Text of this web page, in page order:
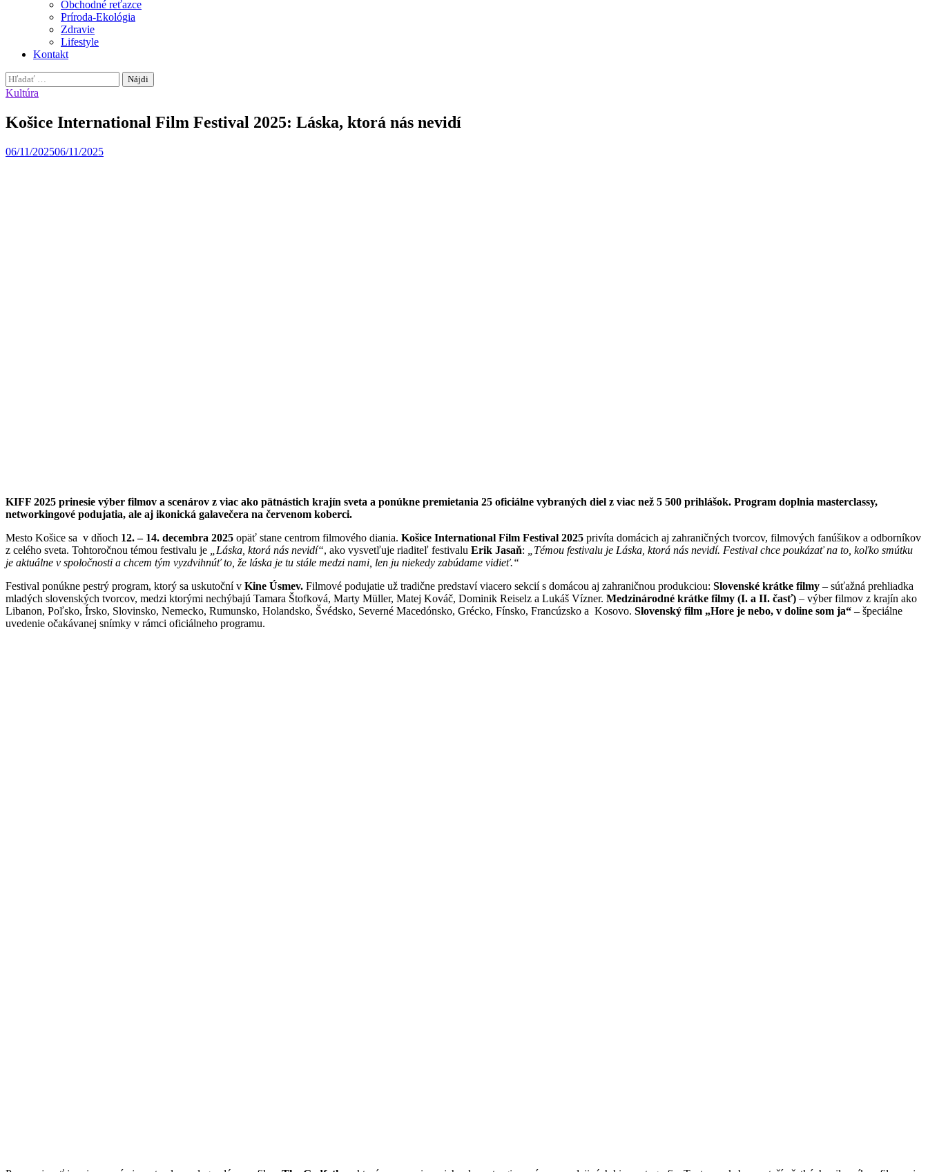
Obchodné reťazce
Príroda-Ekológia
Zdravie
Lifestyle
Kontakt
Hľadať:
Kultúra
Košice International Film Festival 2025: Láska, ktorá nás nevidí
06/11/202506/11/2025
KIFF 2025 prinesie výber filmov a scenárov z viac ako pätnástich krajín sveta a ponúkne premietania 25 oficiálne vybraných diel z viac než 5 500 prihlášok. Program doplnia masterclassy,
networkingové podujatia, ale aj ikonická galavečera na červenom koberci.
Mesto Košice sa v dňoch 12. – 14. decembra 2025 opäť stane centrom filmového diania. Košice International Film Festival 2025 privíta domácich aj zahraničných tvorcov, filmových fanúšikov a odborníkov
z celého sveta. Tohtoročnou témou festivalu je
„Láska, ktorá nás nevidí“, ako vysvetľuje riaditeľ festivalu Erik Jasaň:
„Témou festivalu je Láska, ktorá nás nevidí. Festival chce poukázať na to, koľko smútku
je aktuálne v spoločnosti a chcem tým vyzdvihnúť to, že láska je tu stále medzi nami, len ju niekedy zabúdame vidieť.“
Festival ponúkne pestrý program, ktorý sa uskutoční v Kine Úsmev. Filmové podujatie už tradične predstaví viacero sekcií s domácou aj zahraničnou produkciou: Slovenské krátke filmy – súťažná prehliadka
mladých slovenských tvorcov, medzi ktorými nechýbajú Tamara Štofková, Marty Müller, Matej Kováč, Dominik Reiselz a Lukáš Vízner. Medzinárodné krátke filmy (I. a II. časť) – výber filmov z krajín ako
Libanon, Poľsko, Írsko, Slovinsko, Nemecko, Rumunsko, Holandsko, Švédsko, Severné Macedónsko, Grécko, Fínsko, Francúzsko a Kosovo. Slovenský film „Hore je nebo, v doline som ja“ –špeciálne
uvedenie očakávanej snímky v rámci oficiálneho programu.